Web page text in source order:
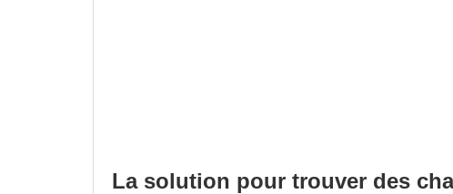
La solution pour trouver des